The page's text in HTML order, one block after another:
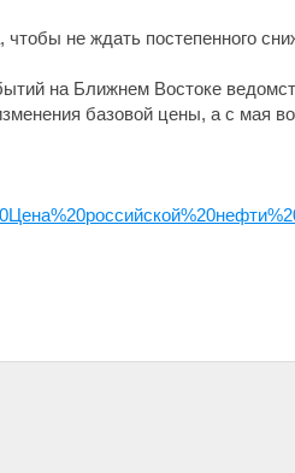
не ждать постепенного
на Ближнем Востоке
базовой цены, а с мая